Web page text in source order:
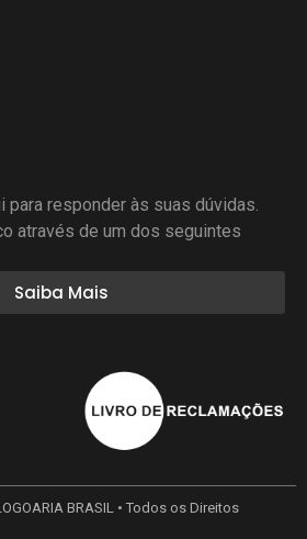
para responder às suas dúvidas.
através de um dos seguintes
Saiba Mais
BRASIL • Todos os Direitos